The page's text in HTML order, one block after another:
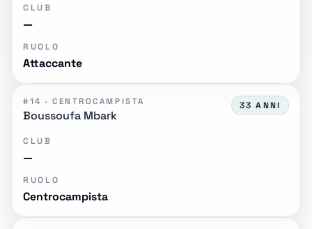
CLUB
—
RUOLO
Attaccante
#14 · CENTROCAMPISTA
Boussoufa Mbark
33 ANNI
CLUB
—
RUOLO
Centrocampista